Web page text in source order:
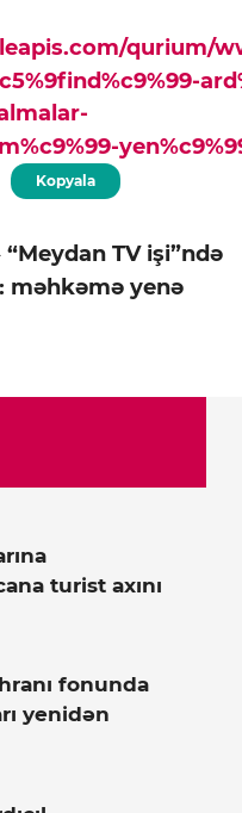
qurium/
Kopyala
“Meydan TV işi”ndə
məhkəmə yenə
turist axını
fonunda
yenidən